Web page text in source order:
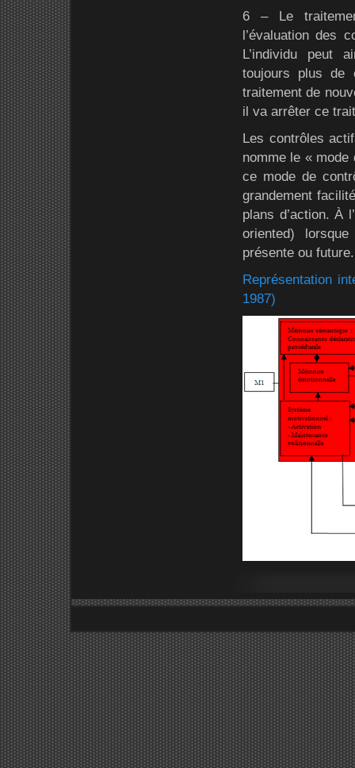
6 – Le
l’évaluation des
L’individu peut
toujours plus de
traitement de
il va arrêter ce
Les contrôles
nomme le « mode
ce mode de
grandement
plans d’action. À
oriented)
présente ou future.
Représentation
1987)